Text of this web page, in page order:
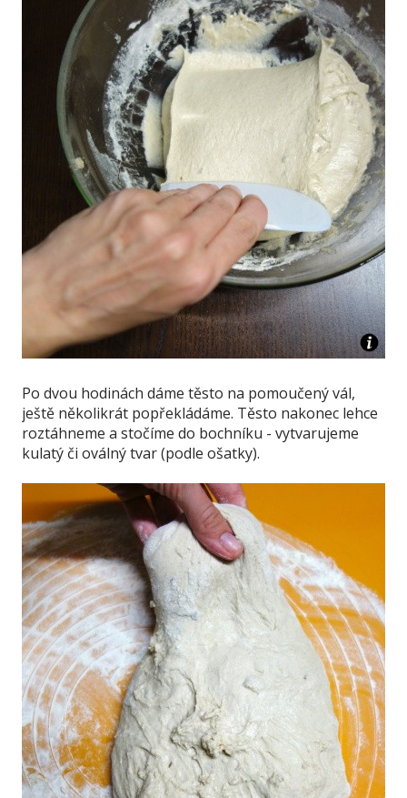
Po dvou hodinách dáme těsto na pomoučený vál,
ještě několikrát popřekládáme. Těsto nakonec lehce
roztáhneme a stočíme do bochníku - vytvarujeme
kulatý či oválný tvar (podle ošatky).